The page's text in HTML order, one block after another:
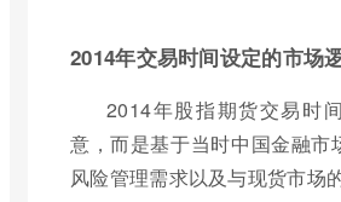
2014年交易时间设定的市场
2014年股指期货交易时
意，而是基于当时中国金融市
风险管理需求以及与现货市场